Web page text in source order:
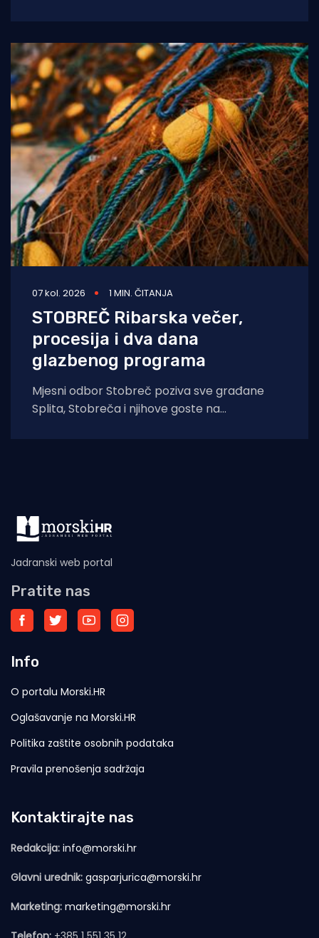
07 kol. 2026 1 MIN. ČITANJA
STOBREČ Ribarska večer,
procesija i dva dana
glazbenog programa
Mjesni odbor Stobreč poziva sve građane
Splita, Stobreča i njihove goste na
Jadranski web portal
Pratite nas
Info
O portalu Morski.HR
Oglašavanje na Morski.HR
Politika zaštite osobnih podataka
Pravila prenošenja sadržaja
Kontaktirajte nas
Redakcija: info@morski.hr
Glavni urednik: gasparjurica@morski.hr
Marketing: marketing@morski.hr